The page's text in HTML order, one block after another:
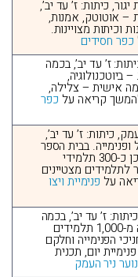
כיתות: ז’ עד יב’,
– אוטוטק, אמנות,
וכיתות מצויינות.
כפר חסידים
ז’ עד יב’, בכמה
ביוטכנולוגיה,
אישית – צלילה,
קריאה על כפר
כיתות: ז’ עד יב’,
בבית הספר
האזורי לומדים תלמידים מיישובי הסביבה וכן כ-300 תלמידי
לתלמידים מצטיינים
על פנימיית ויצו
ז’ עד יב’, בכמה
מילים: כולל בית ספר שש שנתי ובו למעלה מ-1,000 תלמידים
הפנימייה וחלקם
יום, תכנית
ניר העמק